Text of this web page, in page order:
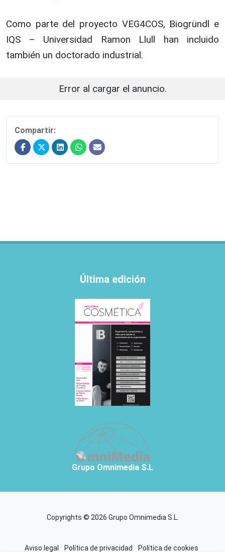
Como parte del proyecto VEG4COS, Biogründl e
IQS – Universidad Ramon Llull han incluido
también un doctorado industrial.
Error al cargar el anuncio.
Compartir:
Última edición
Grupo Omnimedia S.L
Copyrights © 2026 Grupo Omnimedia S.L.
Aviso legal Política de privacidad Política de cookies